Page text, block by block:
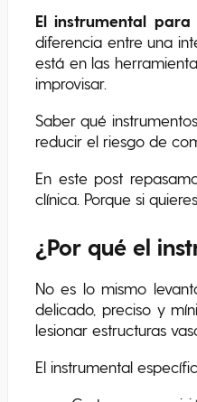
El instrumental
diferencia entre una
está en las
improvisar.
Saber qué
reducir el riesgo de
En este post
clínica. Porque si
¿Por qué el
No es lo mismo
delicado, preciso y
lesionar estructuras
El instrumental